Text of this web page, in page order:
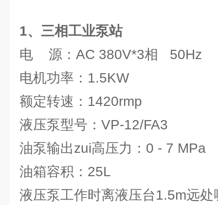
1、三相工业泵站
电 源：AC 380V*3相 50Hz
电机功率：1.5KW
额定转速：1420rmp
液压泵型号：VP-12/FA3
油泵输出zui高压力：0 - 7 MPa
油箱容积：25L
液压泵工作时离液压台1.5m远